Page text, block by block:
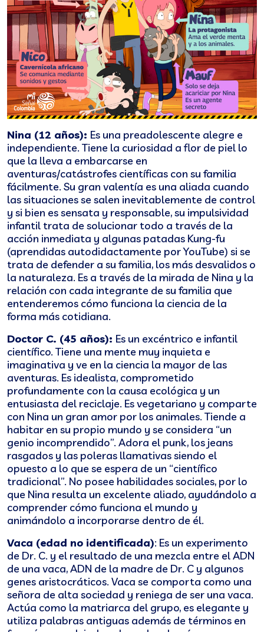
Nina (12 años): Es una preadolescente alegre e
independiente. Tiene la curiosidad a flor de piel lo
que la lleva a embarcarse en
aventuras/catástrofes científicas con su familia
fácilmente. Su gran valentía es una aliada cuando
las situaciones se salen inevitablemente de control
y si bien es sensata y responsable, su impulsividad
infantil trata de solucionar todo a través de la
acción inmediata y algunas patadas Kung-fu
(aprendidas autodidactamente por YouTube) si se
trata de defender a su familia, los más desvalidos o
la naturaleza. Es a través de la mirada de Nina y la
relación con cada integrante de su familia que
entenderemos cómo funciona la ciencia de la
forma más cotidiana.
Doctor C. (45 años): Es un excéntrico e infantil
científico. Tiene una mente muy inquieta e
imaginativa y ve en la ciencia la mayor de las
aventuras. Es idealista, comprometido
profundamente con la causa ecológica y un
entusiasta del reciclaje. Es vegetariano y comparte
con Nina un gran amor por los animales. Tiende a
habitar en su propio mundo y se considera “un
genio incomprendido”. Adora el punk, los jeans
rasgados y las poleras llamativas siendo el
opuesto a lo que se espera de un “científico
tradicional”. No posee habilidades sociales, por lo
que Nina resulta un excelente aliado, ayudándolo a
comprender cómo funciona el mundo y
animándolo a incorporarse dentro de él.
Vaca (edad no identificada): Es un experimento
de Dr. C. y el resultado de una mezcla entre el ADN
de una vaca, ADN de la madre de Dr. C y algunos
genes aristocráticos. Vaca se comporta como una
señora de alta sociedad y reniega de ser una vaca.
Actúa como la matriarca del grupo, es elegante y
utiliza palabras antiguas además de términos en